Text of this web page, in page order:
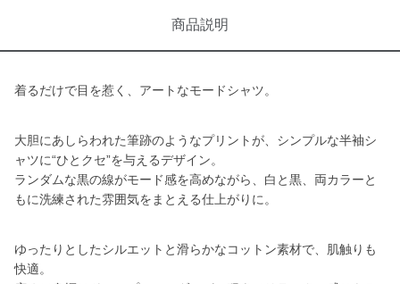
商品説明
着るだけで目を惹く、アートなモードシャツ。
大胆にあしらわれた筆跡のようなプリントが、シンプルな半袖シ
ャツに“ひとクセ”を与えるデザイン。
ランダムな黒の線がモード感を高めながら、白と黒、両カラーと
もに洗練された雰囲気をまとえる仕上がりに。
ゆったりとしたシルエットと滑らかなコットン素材で、肌触りも
快適。